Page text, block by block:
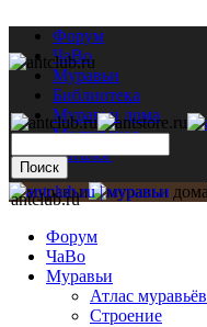
Форум
ЧаВо
Муравьи
Библиотека
Муравьи дома
Мастерская
Каталог
antclub.ru
Форум
ЧаВо
Муравьи
Атлас муравьёв
Строение